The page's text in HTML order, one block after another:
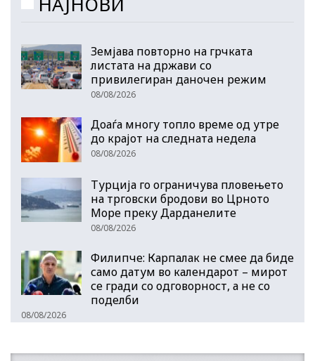
Земјава повторно на грчката
листата на држави со
привилегиран даночен режим
08/08/2026
Доаѓа многу топло време од утре
до крајот на следната недела
08/08/2026
Турција го ограничува пловењето
на трговски бродови во Црното
Море преку Дарданелите
08/08/2026
Филипче: Карпалак не смее да биде
само датум во календарот – мирот
се гради со одговорност, а не со
поделби
08/08/2026